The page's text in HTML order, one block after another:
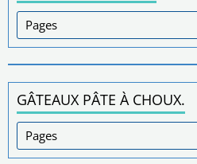
GÂTEAUX PÂTE À CHOUX.